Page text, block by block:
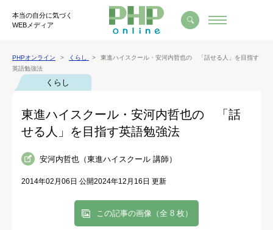
本当の自分に気づく
WEBメディア
PHPオンライン くらし
東進ハイスクール・安河内哲也の 「話せる人」を目指す
英語勉強法
くらし
東進ハイスクール・安河内哲也の 「話
せる人」を目指す英語勉強法
安河内哲也（東進ハイスクール 講師）
2014年02月06日 公開2024年12月16日 更新
この記事の画像（全 8 枚）